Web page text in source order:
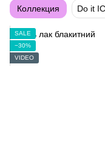
Коллекция Do it
SALE
−30%
VIDEO